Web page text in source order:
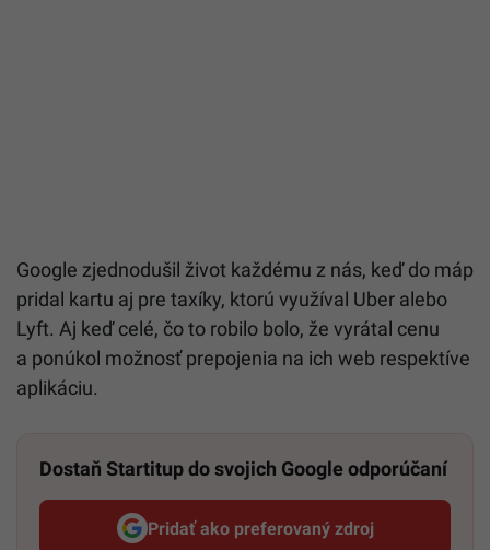
Google zjednodušil život každému z nás, keď do máp
pridal kartu aj pre taxíky, ktorú využíval Uber alebo
Lyft. Aj keď celé, čo to robilo bolo, že vyrátal cenu
a ponúkol možnosť prepojenia na ich web respektíve
aplikáciu.
Dostaň Startitup do svojich Google odporúčaní
Pridať ako preferovaný zdroj
Startitup, odkaz sa otvorí v